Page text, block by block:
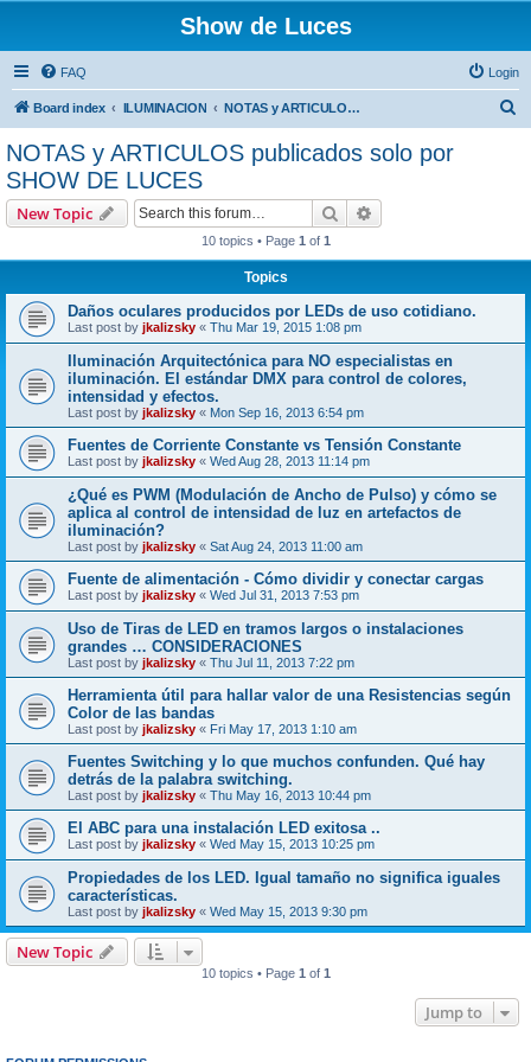
Show de Luces
FAQ Login
Board index ILUMINACION NOTAS y ARTICULOS publicados solo por SHOW DE LUCES
NOTAS y ARTICULOS publicados solo por
SHOW DE LUCES
New Topic Search
10 topics • Page 1 of 1
Topics
Daños oculares producidos por LEDs de uso cotidiano.
Last post by jkalizsky « Thu Mar 19, 2015 1:08 pm
Iluminación Arquitectónica para NO especialistas en
iluminación. El estándar DMX para control de colores,
intensidad y efectos.
Last post by jkalizsky « Mon Sep 16, 2013 6:54 pm
Fuentes de Corriente Constante vs Tensión Constante
Last post by jkalizsky « Wed Aug 28, 2013 11:14 pm
¿Qué es PWM (Modulación de Ancho de Pulso) y cómo se
aplica al control de intensidad de luz en artefactos de
iluminación?
Last post by jkalizsky « Sat Aug 24, 2013 11:00 am
Fuente de alimentación - Cómo dividir y conectar cargas
Last post by jkalizsky « Wed Jul 31, 2013 7:53 pm
Uso de Tiras de LED en tramos largos o instalaciones
grandes … CONSIDERACIONES
Last post by jkalizsky « Thu Jul 11, 2013 7:22 pm
Herramienta útil para hallar valor de una Resistencias según
Color de las bandas
Last post by jkalizsky « Fri May 17, 2013 1:10 am
Fuentes Switching y lo que muchos confunden. Qué hay
detrás de la palabra switching.
Last post by jkalizsky « Thu May 16, 2013 10:44 pm
El ABC para una instalación LED exitosa ..
Last post by jkalizsky « Wed May 15, 2013 10:25 pm
Propiedades de los LED. Igual tamaño no significa iguales
características.
Last post by jkalizsky « Wed May 15, 2013 9:30 pm
New Topic
10 topics • Page 1 of 1
Jump to